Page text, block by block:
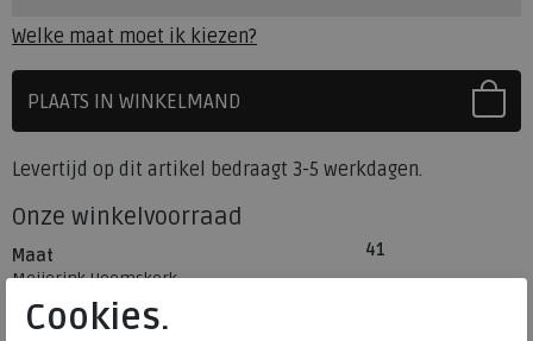
Welke maat moet ik kiezen?
PLAATS IN WINKELMAND
SELECTEER EERST UW MAAT
Levertijd op dit artikel bedraagt 3-5 werkdagen.
Onze winkelvoorraad
Maat
41
Meijerink Heemskerk
Meijerink Hoorn
Cookies.